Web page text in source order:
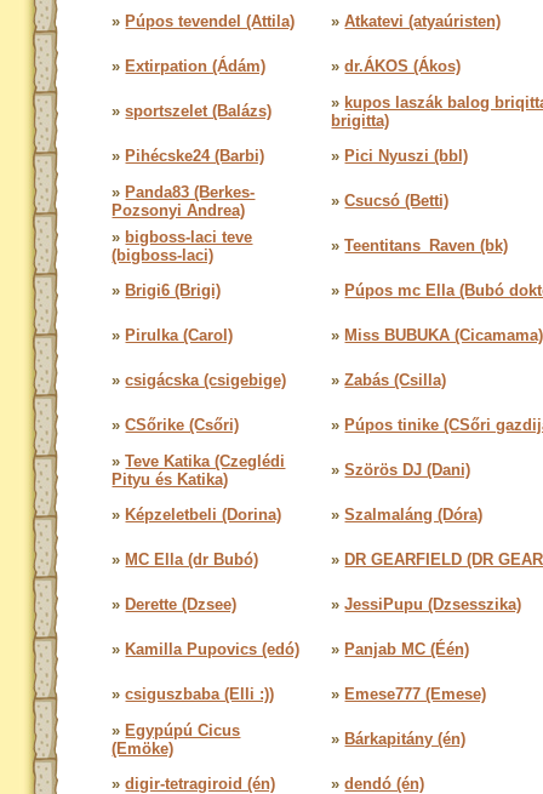
» Púpos tevendel (Attila) »Atkatevi (atyaúristen)
» Extirpation (Ádám) »dr.ÁKOS (Ákos)
»sportszelet (Balázs) » kupos laszák balog
brigitta)
» Pihécske24 (Barbi) » Pici Nyuszi (bbl)
» Panda83 (Berkes-
Pozsonyi Andrea)
»Csucsó (Betti)
» bigboss-laci teve
(bigboss-laci)
»Teentitans_Raven (bk)
» Brigi6 (Brigi) » Púpos mc Ella (Bubó
» Pirulka (Carol) » Miss BUBUKA (Cicamama)
»csigácska (csigebige) »Zabás (Csilla)
»CSőrike (Csőri) » Púpos tinike (CSőri
»Teve Katika (Czeglédi
Pityu és Katika)
»Szörös DJ (Dani)
» Képzeletbeli (Dorina) »Szalmaláng (Dóra)
» MC Ella (dr Bubó) » DR GEARFIELD (DR
» Derette (Dzsee) »JessiPupu (Dzsesszika)
» Kamilla Pupovics (edó) » Panjab MC (Één)
»csiguszbaba (Elli :)) » Emese777 (Emese)
» Egypúpú Cicus
(Emöke)
» Bárkapitány (én)
»digir-tetragiroid (én) »dendó (én)